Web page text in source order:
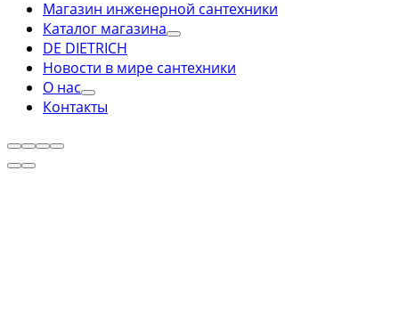
Магазин инженерной сантехники
Каталог магазина
DE DIETRICH
Новости в мире сантехники
О нас
Контакты